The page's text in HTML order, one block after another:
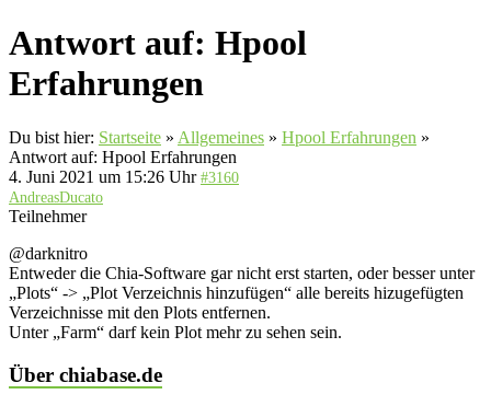
Antwort auf: Hpool
Erfahrungen
Du bist hier: Startseite » Allgemeines » Hpool Erfahrungen »
Antwort auf: Hpool Erfahrungen
4. Juni 2021 um 15:26 Uhr #3160
AndreasDucato
Teilnehmer
@darknitro
Entweder die Chia-Software gar nicht erst starten, oder besser unter
„Plots“ -> „Plot Verzeichnis hinzufügen“ alle bereits hizugefügten
Verzeichnisse mit den Plots entfernen.
Unter „Farm“ darf kein Plot mehr zu sehen sein.
Über chiabase.de